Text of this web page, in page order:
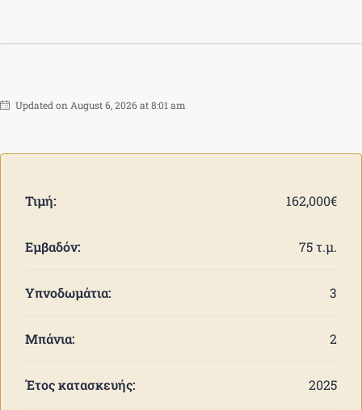
Updated on August 6, 2026 at 8:01 am
Τιμή: 162,000€
Εμβαδόν: 75 τ.μ.
Υπνοδωμάτια: 3
Μπάνια: 2
Έτος κατασκευής: 2025